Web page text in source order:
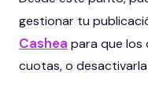
gestionar tu
Cashea para que los
cuotas, o